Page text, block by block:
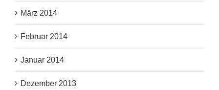
März 2014
Februar 2014
Januar 2014
Dezember 2013